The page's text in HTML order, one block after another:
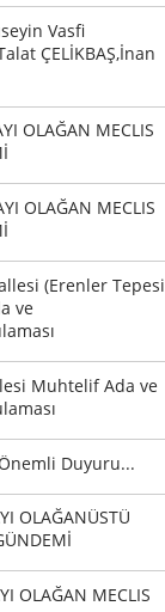
Vasfi
ÇELİKBAŞ,İnan
OLAĞAN MECLIS
OLAĞAN MECLIS
(Erenler Tepesi
ve
Muhtelif Ada ve
Duyuru...
OLAĞANÜSTÜ
OLAĞAN MECLIS